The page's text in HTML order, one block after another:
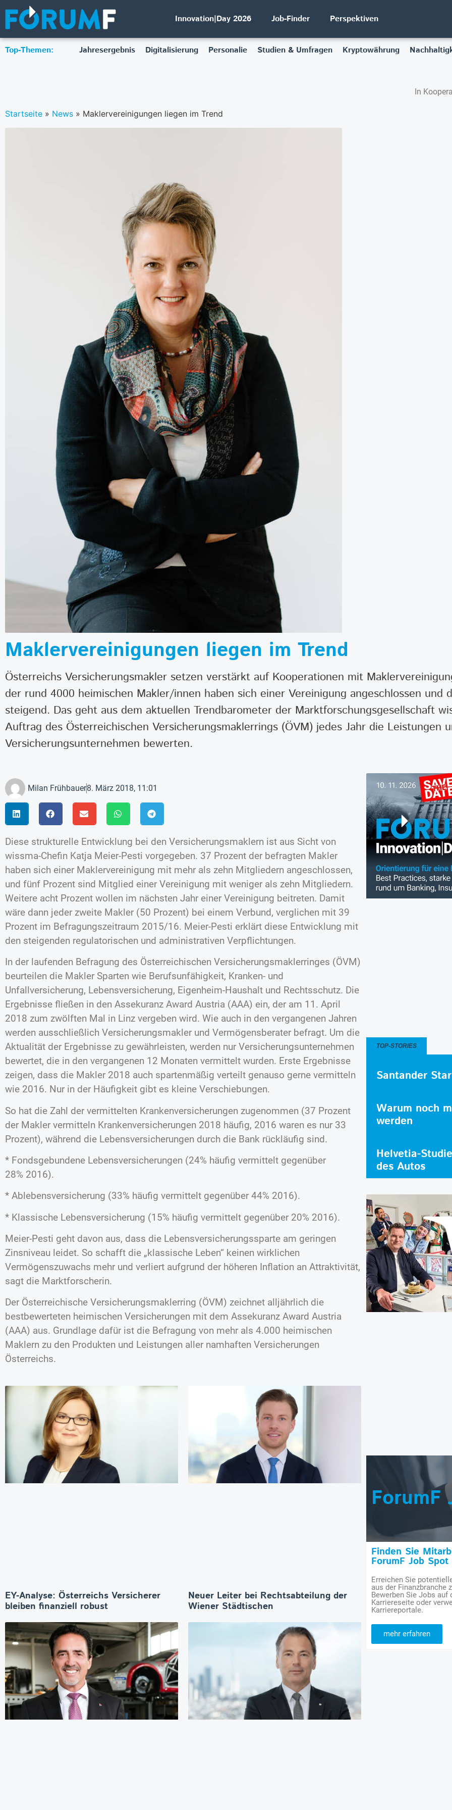
Innovation|Day 2026 Job-Finder Perspektiven
Top-Themen: Jahresergebnis Digitalisierung Personalie Studien & Umfragen Kryptowährung
In
Startseite » News » Maklervereinigungen liegen im Trend
Maklervereinigungen liegen im Trend
Österreichs Versicherungsmakler setzen verstärkt auf Kooperationen mit
der rund 4000 heimischen Makler/innen haben sich einer Vereinigung angeschlossen und
steigend. Das geht aus dem aktuellen Trendbarometer der Marktforschungsgesellschaft
Auftrag des Österreichischen Versicherungsmaklerrings (ÖVM) jedes Jahr die Leistungen
Versicherungsunternehmen bewerten.
Milan Frühbauer8. März 2018, 11:01
Diese strukturelle Entwicklung bei den Versicherungsmaklern ist aus Sicht von
wissma-Chefin Katja Meier-Pesti vorgegeben. 37 Prozent der befragten Makler
haben sich einer Maklervereinigung mit mehr als zehn Mitgliedern angeschlossen,
und fünf Prozent sind Mitglied einer Vereinigung mit weniger als zehn Mitgliedern.
Weitere acht Prozent wollen im nächsten Jahr einer Vereinigung beitreten. Damit
wäre dann jeder zweite Makler (50 Prozent) bei einem Verbund, verglichen mit 39
Prozent im Befragungszeitraum 2015/16. Meier-Pesti erklärt diese Entwicklung mit
den steigenden regulatorischen und administrativen Verpflichtungen.
In der laufenden Befragung des Österreichischen Versicherungsmaklerringes (ÖVM)
beurteilen die Makler Sparten wie Berufsunfähigkeit, Kranken- und
Unfallversicherung, Lebensversicherung, Eigenheim-Haushalt und Rechtsschutz. Die
Ergebnisse fließen in den Assekuranz Award Austria (AAA) ein, der am 11. April
2018 zum zwölften Mal in Linz vergeben wird. Wie auch in den vergangenen Jahren
werden ausschließlich Versicherungsmakler und Vermögensberater befragt. Um die
Aktualität der Ergebnisse zu gewährleisten, werden nur Versicherungsunternehmen
bewertet, die in den vergangenen 12 Monaten vermittelt wurden. Erste Ergebnisse
zeigen, dass die Makler 2018 auch spartenmäßig verteilt genauso gerne vermitteln
wie 2016. Nur in der Häufigkeit gibt es kleine Verschiebungen.
So hat die Zahl der vermittelten Krankenversicherungen zugenommen (37 Prozent
der Makler vermitteln Krankenversicherungen 2018 häufig, 2016 waren es nur 33
Prozent), während die Lebensversicherungen durch die Bank rückläufig sind.
* Fondsgebundene Lebensversicherungen (24% häufig vermittelt gegenüber
28% 2016).
* Ablebensversicherung (33% häufig vermittelt gegenüber 44% 2016).
* Klassische Lebensversicherung (15% häufig vermittelt gegenüber 20% 2016).
Meier-Pesti geht davon aus, dass die Lebensversicherungssparte am geringen
Zinsniveau leidet. So schafft die „klassische Leben“ keinen wirklichen
Vermögenszuwachs mehr und verliert aufgrund der höheren Inflation an Attraktivität,
sagt die Marktforscherin.
Der Österreichische Versicherungsmaklerring (ÖVM) zeichnet alljährlich die
bestbewerteten heimischen Versicherungen mit dem Assekuranz Award Austria
(AAA) aus. Grundlage dafür ist die Befragung von mehr als 4.000 heimischen
Maklern zu den Produkten und Leistungen aller namhaften Versicherungen
Österreichs.
EY-Analyse: Österreichs Versicherer
bleiben finanziell robust
Neuer Leiter bei Rechtsabteilung der
Wiener Städtischen
TOP-STORIES
Santander
Warum noch
werden
Helvetia-
des Autos
ForumF
Finden Sie
ForumF Job Spot
Erreichen Sie
aus der Finanzbranche
Bewerben Sie Jobs auf
Karriereseite oder
Karriereportale.
mehr erfahren